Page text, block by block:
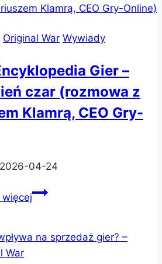
Original War Wywiady
Gier –
czar (rozmowa z
Klamrą, CEO Gry-
2026-04-24
Wielka
–